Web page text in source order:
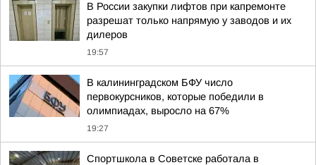
В России закупки лифтов при капремонте
разрешат только напрямую у заводов и их
дилеров
19:57
В калининградском БФУ число
первокурсников, которые победили в
олимпиадах, выросло на 67%
19:27
Спортшкола в Советске работала в